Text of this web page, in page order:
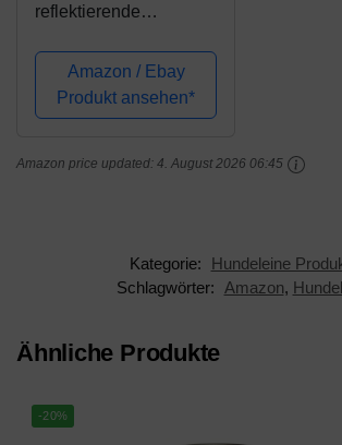
reflektierende
mittlere und große
Haustiere - 1,5 m Lila
Amazon / Ebay
Produkt ansehen*
Amazon price updated: 4. August 2026 06:45
Kategorie:
Hundeleine
Schlagwörter:
Amazon,
Ähnliche Produkte
-20%